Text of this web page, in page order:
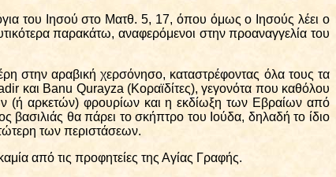
του Ιησού στο Ματθ. 5, 17, όπου όμως ο Ιησούς λέει ο
παρακάτω, αναφερόμενοι στην προαναγγελία του
στην αραβική χερσόνησο, καταστρέφοντας όλα τους τα
και Banu Qurayza (Κοραϊδίτες), γεγονότα που καθόλου
(ή αρκετών) φρουρίων και η εκδίωξη των Εβραίων από
βασιλιάς θα πάρει το σκήπτρο του Ιούδα, δηλαδή το ίδιο
των περιστάσεων.
από τις προφητείες της Αγίας Γραφής.